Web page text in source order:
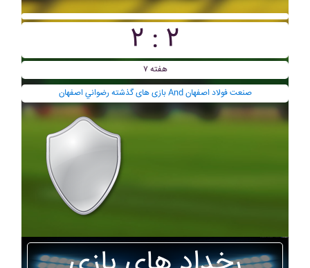
۲ : ۲
هفته ۷
بازی های گذشته رضواني اصفهان And صنعت فولاد اصفهان